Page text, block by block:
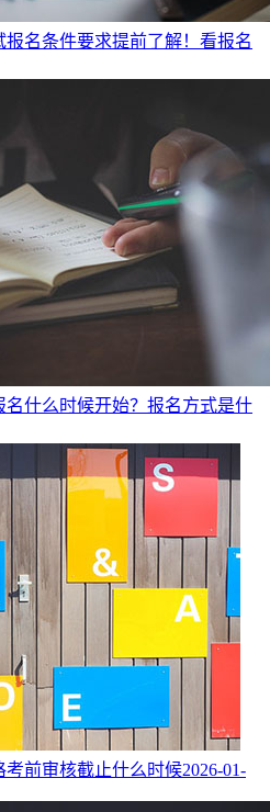
报名条件要求提前了解！看报名
名什么时候开始？报名方式是什
考前审核截止什么时候2026-01-